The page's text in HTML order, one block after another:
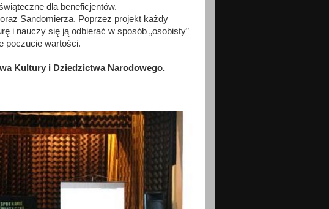
dla beneficjentów.
Sandomierza. Poprzez projekt każdy
i nauczy się ją odbierać w sposób „osobisty”
poczucie wartości.
Kultury i Dziedzictwa Narodowego.